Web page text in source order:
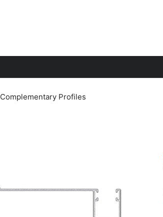
Complementary Profiles